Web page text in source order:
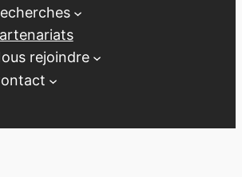
rejoindre